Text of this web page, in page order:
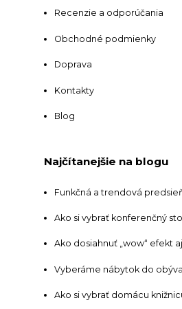
Recenzie a odporúčania
Obchodné podmienky
Doprava
Kontakty
Blog
Najčítanejšie na blogu
Funkčná a trendová
Ako si vybrať konferenčný
Ako dosiahnuť „wow“ efekt
Vyberáme nábytok do
Ako si vybrať domácu